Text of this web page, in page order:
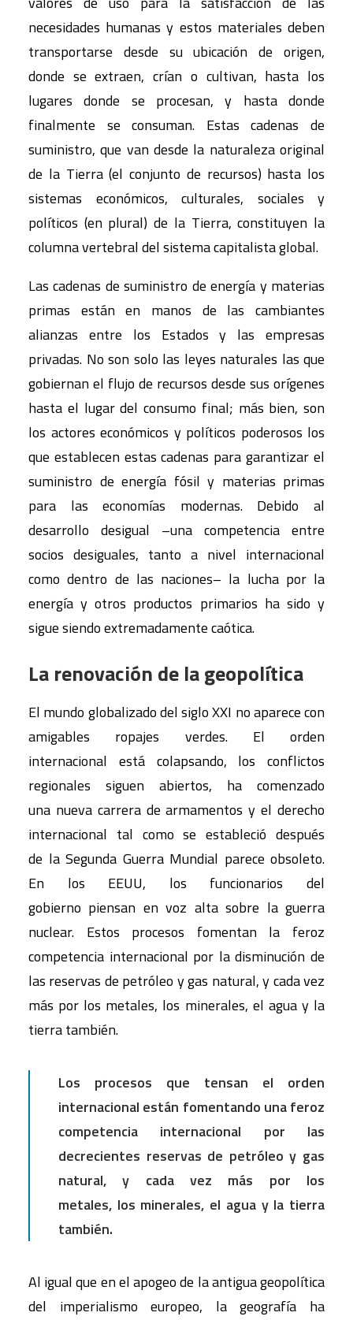
necesidades humanas y estos materiales deben
transportarse desde su ubicación de origen,
donde se extraen, crían o cultivan, hasta los
lugares donde se procesan, y hasta donde
finalmente se consuman. Estas cadenas de
suministro, que van desde la naturaleza original
de la Tierra (el conjunto de recursos) hasta los
sistemas económicos, culturales, sociales y
políticos (en plural) de la Tierra, constituyen la
columna vertebral del sistema capitalista global.
Las cadenas de suministro de energía y materias
primas están en manos de las cambiantes
alianzas entre los Estados y las empresas
privadas. No son solo las leyes naturales las que
gobiernan el flujo de recursos desde sus orígenes
hasta el lugar del consumo final; más bien, son
los actores económicos y políticos poderosos los
que establecen estas cadenas para garantizar el
suministro de energía fósil y materias primas
para las economías modernas. Debido al
desarrollo desigual –una competencia entre
socios desiguales, tanto a nivel internacional
como dentro de las naciones– la lucha por la
energía y otros productos primarios ha sido y
sigue siendo extremadamente caótica.
La renovación de la geopolítica
El mundo globalizado del siglo XXI no aparece con
amigables ropajes verdes. El orden
internacional está colapsando, los conflictos
regionales siguen abiertos, ha comenzado
una nueva carrera de armamentos y el derecho
internacional tal como se estableció después
de la Segunda Guerra Mundial parece obsoleto.
En los EEUU, los funcionarios del
gobierno piensan en voz alta sobre la guerra
nuclear. Estos procesos fomentan la feroz
competencia internacional por la disminución de
las reservas de petróleo y gas natural, y cada vez
más por los metales, los minerales, el agua y la
tierra también.
Los procesos que tensan el orden
internacional están fomentando una feroz
competencia internacional por las
decrecientes reservas de petróleo y gas
natural, y cada vez más por los
metales, los minerales, el agua y la tierra
también.
Al igual que en el apogeo de la antigua geopolítica
del imperialismo europeo, la geografía ha